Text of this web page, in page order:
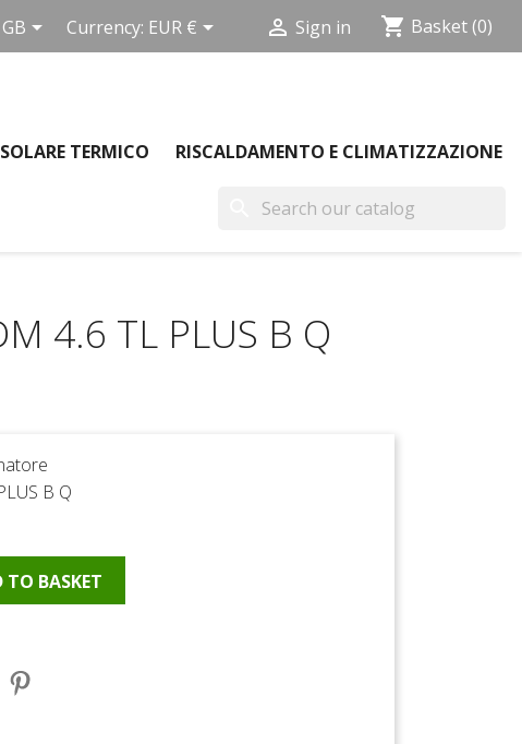
 Currency: EUR €  Sign in shopping_cart Basket(0)
SOLARE TERMICO RISCALDAMENTO E CLIMATIZZAZIONE
4.6 TL PLUS B Q
B Q
TO BASKET